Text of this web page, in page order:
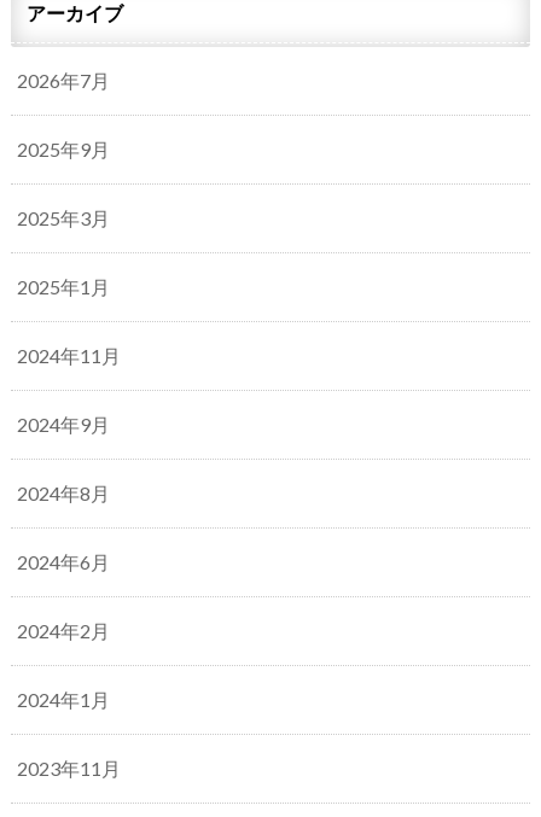
アーカイブ
2026年7月
2025年9月
2025年3月
2025年1月
2024年11月
2024年9月
2024年8月
2024年6月
2024年2月
2024年1月
2023年11月